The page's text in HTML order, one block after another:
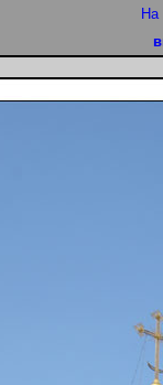
На